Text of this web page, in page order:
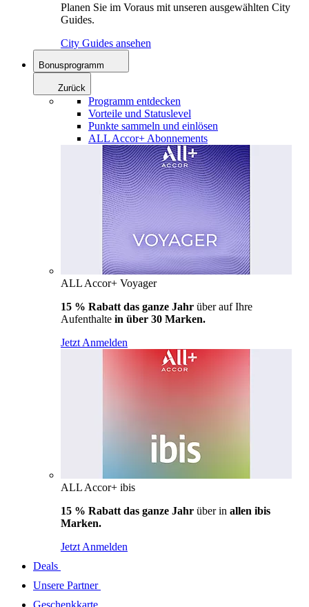
Planen Sie im Voraus mit unseren ausgewählten City
Guides.
City Guides ansehen
Bonusprogramm
Zurück
Programm entdecken
Vorteile und Statuslevel
Punkte sammeln und einlösen
ALL Accor+ Abonnements
ALL Accor+ Voyager
15 % Rabatt das ganze Jahr über auf Ihre
Aufenthalte in über 30 Marken.
Jetzt Anmelden
ALL Accor+ ibis
15 % Rabatt das ganze Jahr über in allen ibis
Marken.
Jetzt Anmelden
Deals
Unsere Partner
Geschenkkarte